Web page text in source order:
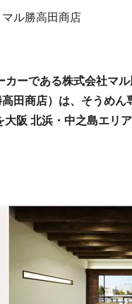
ル勝高田商店
ーである株式会社マ
田商店）は、そうめん
大阪 北浜・中之島エ